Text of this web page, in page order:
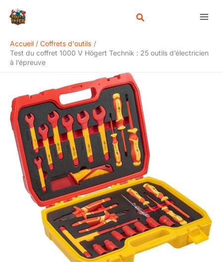
Accueil
Coffrets d'outils
Test du coffret 1000 V Högert Technik : 25 outils d’électricien
à l’épreuve